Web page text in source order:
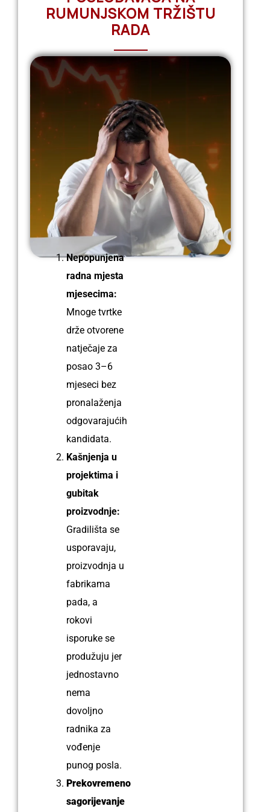
RUMUNJSKOM TRŽIŠTU
RADA
Nepopunjena
radna mjesta
mjesecima:
Mnoge tvrtke
drže otvorene
natječaje za
posao 3–6
mjeseci bez
pronalaženja
odgovarajućih
kandidata.
Kašnjenja u
projektima i
gubitak
proizvodnje:
Gradilišta s͏e
usporavaju,
pr͏oizvodnja u
fabrikama
pada, a
rokovi
isporuke se
produžuju jer
͏jednostavno
nema
d͏ovoljno
r͏adnika za
v͏ođenje
punog posla.
Prekovremeno
sagorijevanje